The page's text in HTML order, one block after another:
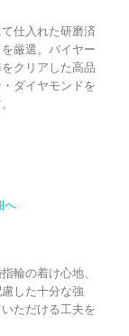
仕入れた研磨済
厳選。バイヤー
クリアした高品
ダイヤモンドを
へ
輪の着け心地、
した十分な強
ただける工夫を